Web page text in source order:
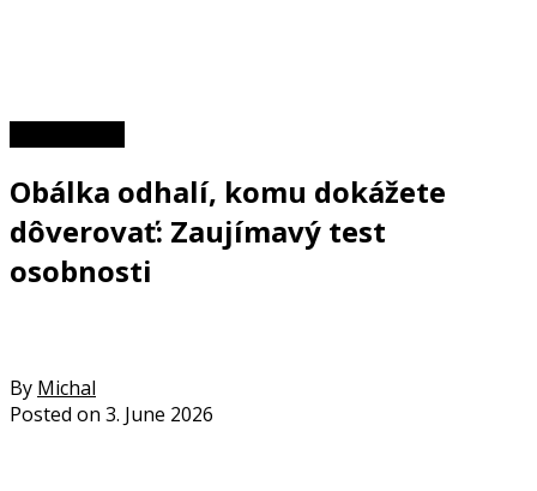
Obálka odhalí, komu dokážete
dôverovať: Zaujímavý test
osobnosti
By Michal
Posted on 3. June 2026